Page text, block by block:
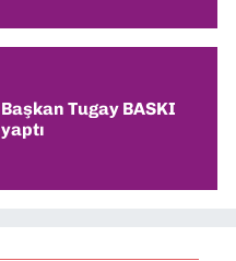
Başkan Tugay BASKI
yaptı